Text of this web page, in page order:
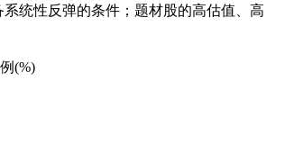
统性反弹的条件；题材股的高估值、高
(%)